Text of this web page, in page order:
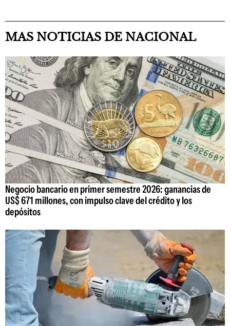
MAS NOTICIAS DE NACIONAL
Negocio bancario en primer semestre 2026: ganancias de
US$ 671 millones, con impulso clave del crédito y los
depósitos